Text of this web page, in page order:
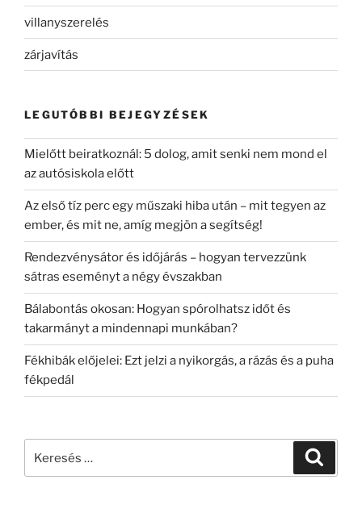
villanyszerelés
zárjavítás
LEGUTÓBBI BEJEGYZÉSEK
Mielőtt beiratkoznál: 5 dolog, amit senki nem mond el
az autósiskola előtt
Az első tíz perc egy műszaki hiba után – mit tegyen az
ember, és mit ne, amíg megjön a segítség!
Rendezvénysátor és időjárás – hogyan tervezzünk
sátras eseményt a négy évszakban
Bálabontás okosan: Hogyan spórolhatsz időt és
takarmányt a mindennapi munkában?
Fékhibák előjelei: Ezt jelzi a nyikorgás, a rázás és a puha
fékpedál